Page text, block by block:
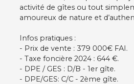
activité de gîtes ou tout
amoureux de nature et
Infos pratiques :
- Prix de vente : 379 000€ FAI.
- Taxe foncière 2024 : 644 €.
- DPE / GES : D/B - 1er gîte.
- DPE/GES: C/C - 2ème gîte.